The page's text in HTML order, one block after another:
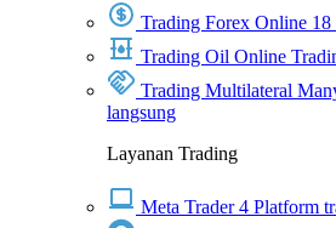
Trading Forex Online 18
Trading Oil Online
Trading Multilateral
langsung
Layanan Trading
Meta Trader 4 Platform